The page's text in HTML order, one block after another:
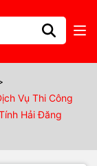
Vụ Thi Công
Hải Đăng
thanh
– nghe